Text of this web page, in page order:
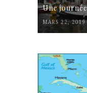
Une
MARS 22, 2019